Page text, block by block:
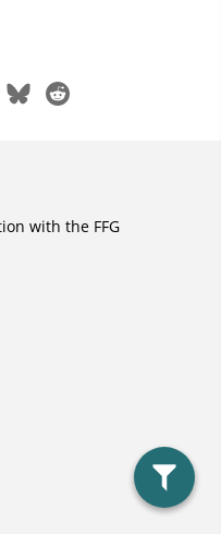
filter
blueskyreddit
with the FFG